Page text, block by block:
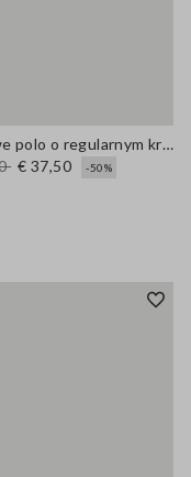
Beżowe polo o regularnym kroju z mieszanki bawełny i kaszmiru
€ 37,50
-50%